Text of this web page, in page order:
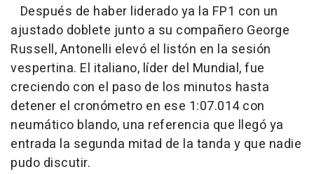
Después de haber liderado ya la FP1 con un
ajustado doblete junto a su compañero George
Russell, Antonelli elevó el listón en la sesión
vespertina. El italiano, líder del Mundial, fue
creciendo con el paso de los minutos hasta
detener el cronómetro en ese 1:07.014 con
neumático blando, una referencia que llegó ya
entrada la segunda mitad de la tanda y que nadie
pudo discutir.